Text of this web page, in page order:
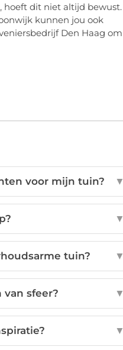
hoeft dit niet altijd bewust.
kunnen jou ook
Den Haag om
voor mijn tuin? ▼
▼
tuin? ▼
sfeer? ▼
▼